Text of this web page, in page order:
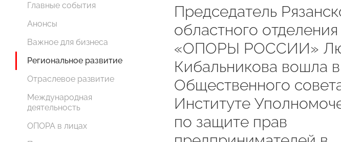
Главные события
Анонсы
Важное для бизнеса
Региональное развитие
Отраслевое развитие
Международная
деятельность
ОПОРА в лицах
Председатель
областного отделения
«ОПОРЫ РОССИИ»
Кибальникова вошла
Общественного
Институте
по защите прав